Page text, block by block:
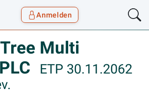
Anmelden
Multi
ETP 30.11.2062